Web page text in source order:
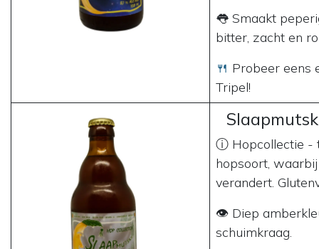
👅 Smaakt
bitter, zacht en
🍴 Probeer eens
Tripel!
ⓘ Hopcollectie -
hopsoort,
verandert.
👁 Diep
schuimkraag.